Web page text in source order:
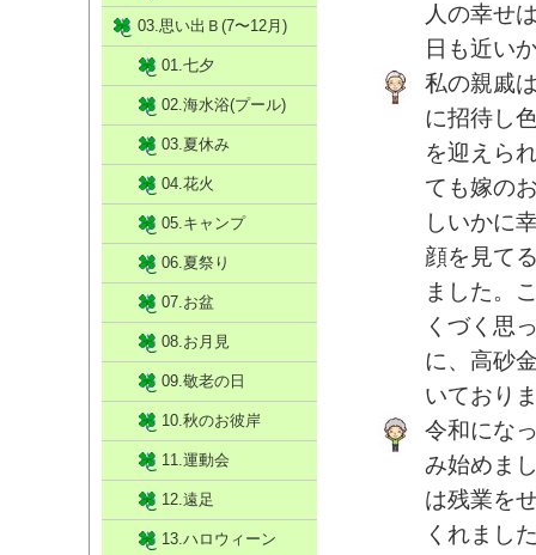
人の幸せ
日も近い
私の親戚
に招待し
を迎えら
ても嫁の
しいかに
顔を見て
ました。
くづく思
に、高砂
いており
令和にな
み始めま
は残業を
くれまし
03.思い出Ｂ(7〜12月)
01.七夕
02.海水浴(プール)
03.夏休み
04.花火
05.キャンプ
06.夏祭り
07.お盆
08.お月見
09.敬老の日
10.秋のお彼岸
11.運動会
12.遠足
13.ハロウィーン